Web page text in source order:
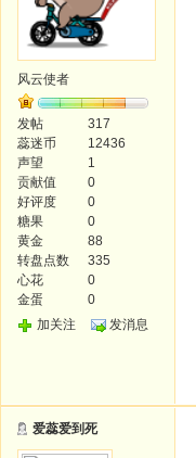
风云使者
发帖
317
蕊迷币
12436
声望
1
贡献值
0
好评度
0
糖果
0
黄金
88
转盘点数
335
心花
0
金蛋
0
加关注
发消息
爱蕊爱到死